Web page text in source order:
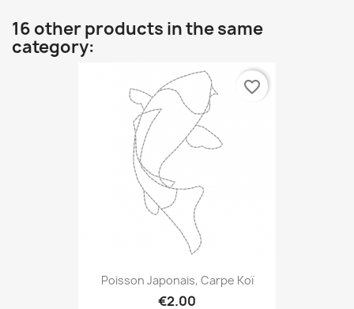
16 other products in the same
category:
Poisson Japonais, Carpe Koï
€2.00
favorite_border